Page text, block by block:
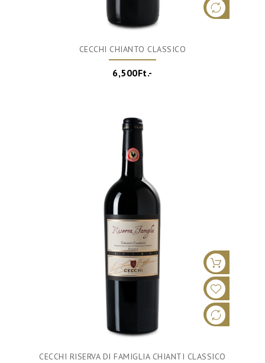
CECCHI CHIANTO CLASSICO
6,500Ft.-
CECCHI RISERVA DI FAMIGLIA CHIANTI CLASSICO